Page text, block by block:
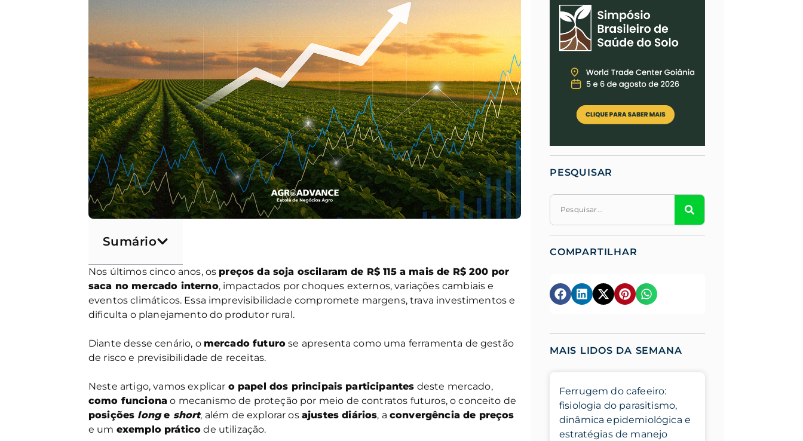
Sumário
Nos últimos cinco anos, os preços da soja oscilaram de R$ 115 a mais de R$ 200 por
saca no mercado interno, impactados por choques externos, variações cambiais e
eventos climáticos. Essa imprevisibilidade compromete margens, trava investimentos e
dificulta o planejamento do produtor rural.
Diante desse cenário, o mercado futuro se apresenta como uma ferramenta de gestão
de risco e previsibilidade de receitas.
Neste artigo, vamos explicar o papel dos principais participantes deste mercado,
como funciona o mecanismo de proteção por meio de contratos futuros, o conceito de
posições longe short, além de explorar os ajustes diários, a convergência de preços
e um exemplo prático de utilização.
PESQUISAR
COMPARTILHAR
MAIS LIDOS DA SEMANA
Ferrugem do cafeeiro:
fisiologia do parasitismo,
dinâmica epidemiológica e
estratégias de manejo